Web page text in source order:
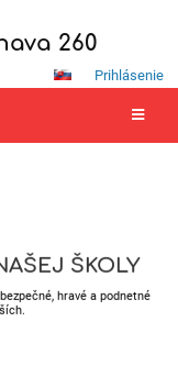
260
Prihlásenie
ŠKOLY
hravé a podnetné